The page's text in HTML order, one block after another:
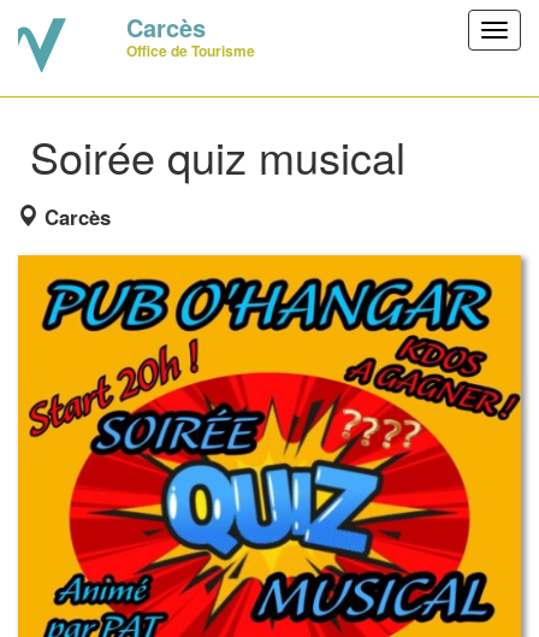
Carcès
Office de Tourisme
Soirée quiz musical
Carcès